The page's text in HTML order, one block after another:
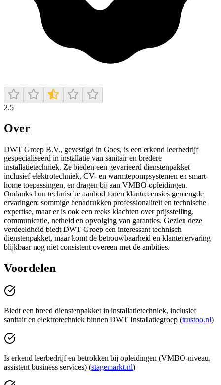
2.5
Over
DWT Groep B.V., gevestigd in Goes, is een erkend leerbedrijf
gespecialiseerd in installatie van sanitair en bredere
installatietechniek. Ze bieden een gevarieerd dienstenpakket
inclusief elektrotechniek, CV- en warmtepompsystemen en smart-
home toepassingen, en dragen bij aan VMBO-opleidingen.
Ondanks hun technische aanbod tonen klantrecensies gemengde
ervaringen: sommige benadrukken professionaliteit en technische
expertise, maar er is ook een reeks klachten over prijsstelling,
communicatie, netheid en opvolging van garanties. Gezien deze
verdeeldheid biedt DWT Groep een interessant technisch
dienstenpakket, maar komt de betrouwbaarheid en klantenervaring
blijkbaar nog niet consistent overeen met de ambities.
Voordelen
Biedt een breed dienstenpakket in installatietechniek, inclusief
sanitair en elektrotechniek binnen DWT Installatiegroep (trustoo.nl)
Is erkend leerbedrijf en betrokken bij opleidingen (VMBO-niveau,
assistent business services) (stagemarkt.nl)